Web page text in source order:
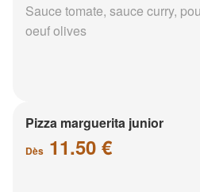
Sauce tomate, sauce curry,
oeuf olives
Pizza marguerita junior
Dès 11.50 €